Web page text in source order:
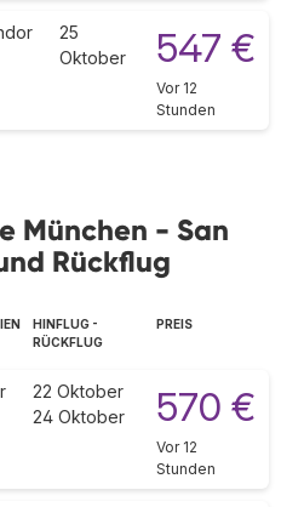
25
Oktober
547 €
Vor 12
Stunden
München - San
Rückflug
HINFLUG -
RÜCKFLUG
PREIS
22 Oktober
24 Oktober
570 €
Vor 12
Stunden